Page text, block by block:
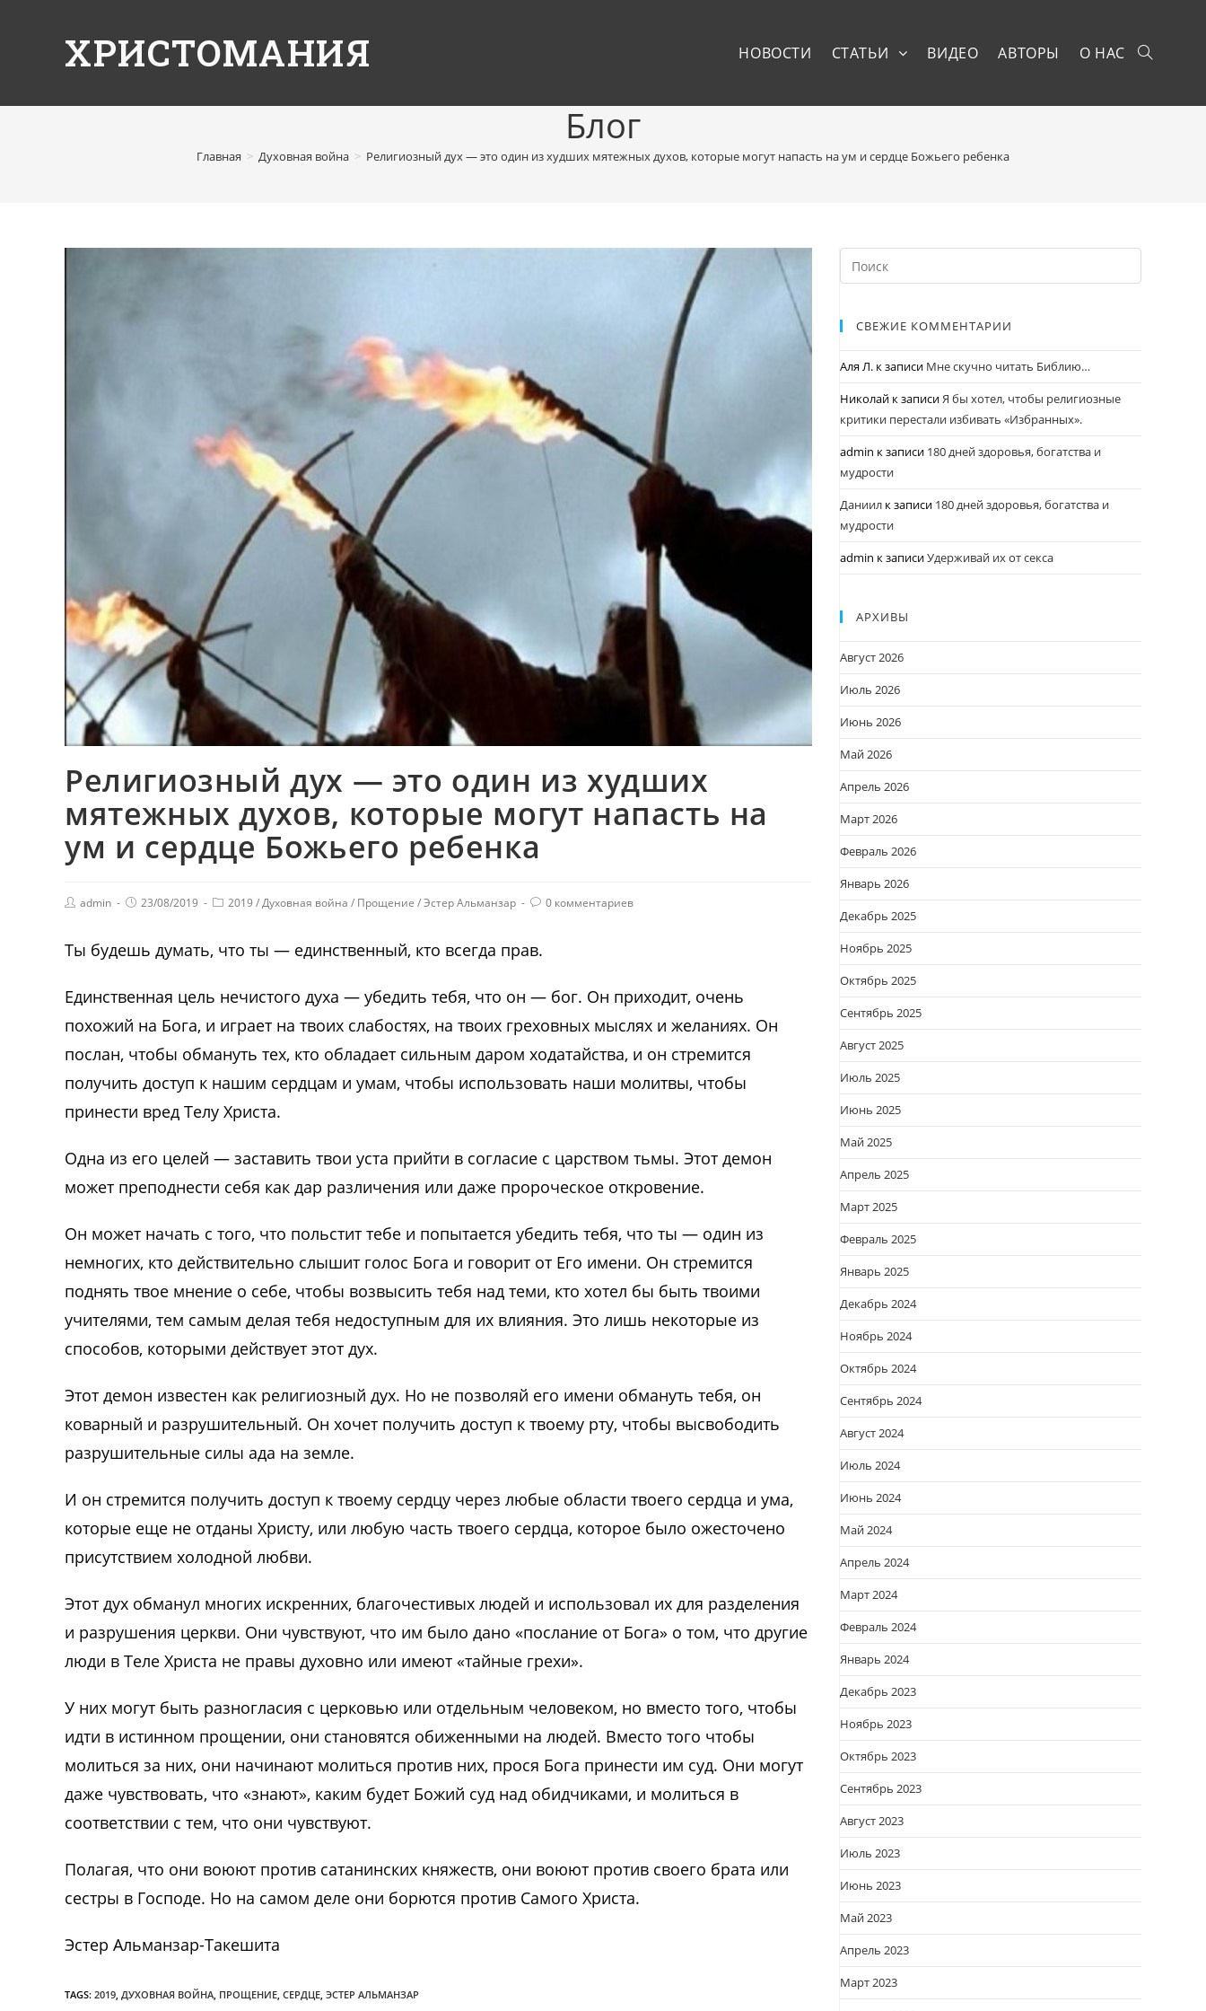
ХРИСТОМАНИЯ НОВОСТИ СТАТЬИ ВИДЕО АВТОРЫ О НАС
Блог
Главная > Духовная война > Религиозный дух — это один из худших мятежных духов, которые могут напасть на ум и сердце Божьего ребенка
Религиозный дух — это один из худших
мятежных духов, которые могут напасть на
ум и сердце Божьего ребенка
admin 23/08/2019 2019/Духовная война / Прощение /Эстер Альманзар 0 комментариев
Ты будешь думать, что ты — единственный, кто всегда прав.
Единственная цель нечистого духа — убедить тебя, что он — бог. Он приходит, очень
похожий на Бога, и играет на твоих слабостях, на твоих греховных мыслях и желаниях. Он
послан, чтобы обмануть тех, кто обладает сильным даром ходатайства, и он стремится
получить доступ к нашим сердцам и умам, чтобы использовать наши молитвы, чтобы
принести вред Телу Христа.
Одна из его целей — заставить твои уста прийти в согласие с царством тьмы. Этот демон
может преподнести себя как дар различения или даже пророческое откровение.
Он может начать с того, что польстит тебе и попытается убедить тебя, что ты — один из
немногих, кто действительно слышит голос Бога и говорит от Его имени. Он стремится
поднять твое мнение о себе, чтобы возвысить тебя над теми, кто хотел бы быть твоими
учителями, тем самым делая тебя недоступным для их влияния. Это лишь некоторые из
способов, которыми действует этот дух.
Этот демон известен как религиозный дух. Но не позволяй его имени обмануть тебя, он
коварный и разрушительный. Он хочет получить доступ к твоему рту, чтобы высвободить
разрушительные силы ада на земле.
И он стремится получить доступ к твоему сердцу через любые области твоего сердца и ума,
которые еще не отданы Христу, или любую часть твоего сердца, которое было ожесточено
присутствием холодной любви.
Этот дух обманул многих искренних, благочестивых людей и использовал их для разделения
и разрушения церкви. Они чувствуют, что им было дано «послание от Бога» о том, что другие
люди в Теле Христа не правы духовно или имеют «тайные грехи».
У них могут быть разногласия с церковью или отдельным человеком, но вместо того, чтобы
идти в истинном прощении, они становятся обиженными на людей. Вместо того чтобы
молиться за них, они начинают молиться против них, прося Бога принести им суд. Они могут
даже чувствовать, что «знают», каким будет Божий суд над обидчиками, и молиться в
соответствии с тем, что они чувствуют.
Полагая, что они воюют против сатанинских княжеств, они воюют против своего брата или
сестры в Господе. Но на самом деле они борются против Самого Христа.
Эстер Альманзар-Такешита
TAGS: 2019, ДУХОВНАЯ ВОЙНА, ПРОЩЕНИЕ, СЕРДЦЕ, ЭСТЕР АЛЬМАНЗАР
СВЕЖИЕ КОММЕНТАРИИ
Аля Л. к записи Мне скучно читать Библию…
Николай к записиЯ бы хотел, чтобы религиозные
критики перестали избивать «Избранных».
admin к записи 180 дней здоровья, богатства и
мудрости
Даниил к записи 180 дней здоровья, богатства и
мудрости
admin к записиУдерживай их от секса
АРХИВЫ
Август 2026
Июль 2026
Июнь 2026
Май 2026
Апрель 2026
Март 2026
Февраль 2026
Январь 2026
Декабрь 2025
Ноябрь 2025
Октябрь 2025
Сентябрь 2025
Август 2025
Июль 2025
Июнь 2025
Май 2025
Апрель 2025
Март 2025
Февраль 2025
Январь 2025
Декабрь 2024
Ноябрь 2024
Октябрь 2024
Сентябрь 2024
Август 2024
Июль 2024
Июнь 2024
Май 2024
Апрель 2024
Март 2024
Февраль 2024
Январь 2024
Декабрь 2023
Ноябрь 2023
Октябрь 2023
Сентябрь 2023
Август 2023
Июль 2023
Июнь 2023
Май 2023
Апрель 2023
Март 2023